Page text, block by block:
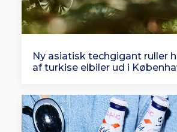
Ny asiatisk techgigant ruller
af turkise elbiler ud i